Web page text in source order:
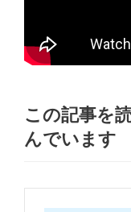
この記事を
んでいます